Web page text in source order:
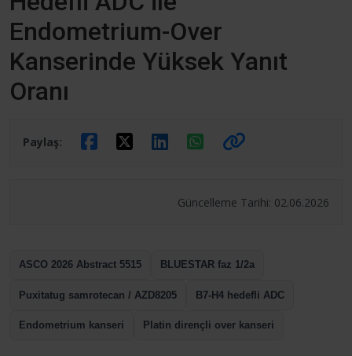
Endometrium-Over
Kanserinde Yüksek Yanıt
Oranı
Paylaş:
Güncelleme Tarihi: 02.06.2026
ASCO 2026 Abstract 5515 BLUESTAR faz 1/2a
Puxitatug samrotecan / AZD8205 B7-H4 hedefli ADC
Endometrium kanseri Platin dirençli over kanseri